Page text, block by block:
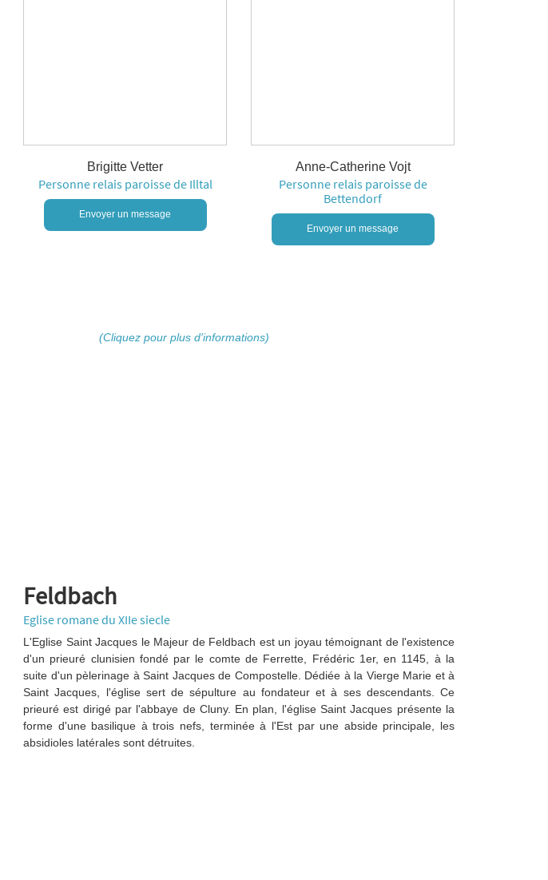
Brigitte Vetter
Personne relais paroisse de Illtal
Envoyer un message
Anne-Catherine Vojt
Personne relais paroisse de
Bettendorf
Envoyer un message
(Cliquez pour plus d'informations)
Feldbach
Eglise romane du XIIe siecle
L'Eglise Saint Jacques le Majeur de Feldbach est un joyau témoignant de l'existence
d'un prieuré clunisien fondé par le comte de Ferrette, Frédéric 1er, en 1145, à la
suite d'un pèlerinage à Saint Jacques de Compostelle. Dédiée à la Vierge Marie et à
Saint Jacques, l'église sert de sépulture au fondateur et à ses descendants. Ce
prieuré est dirigé par l'abbaye de Cluny. En plan, l'église Saint Jacques présente la
forme d'une basilique à trois nefs, terminée à l'Est par une abside principale, les
absidioles latérales sont détruites.